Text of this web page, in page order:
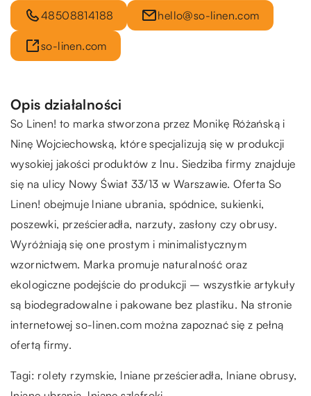
48508814188 hello@so-linen.com
so-linen.com
Opis działalności
So Linen! to marka stworzona przez Monikę Różańską i
Ninę Wojciechowską, które specjalizują się w produkcji
wysokiej jakości produktów z lnu. Siedziba firmy znajduje
się na ulicy Nowy Świat 33/13 w Warszawie. Oferta So
Linen! obejmuje lniane ubrania, spódnice, sukienki,
poszewki, prześcieradła, narzuty, zasłony czy obrusy.
Wyróżniają się one prostym i minimalistycznym
wzornictwem. Marka promuje naturalność oraz
ekologiczne podejście do produkcji – wszystkie artykuły
są biodegradowalne i pakowane bez plastiku. Na stronie
internetowej so-linen.com można zapoznać się z pełną
ofertą firmy.
Tagi: rolety rzymskie, lniane prześcieradła, lniane obrusy,